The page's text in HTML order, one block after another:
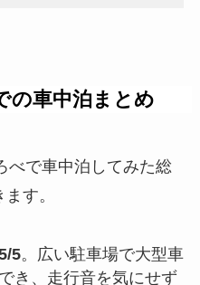
の車中泊まとめ
べで車中泊してみた総
す。
5。広い駐車場で大型車
き、走行音を気にせず